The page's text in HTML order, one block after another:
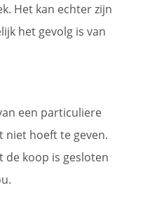
Het kan echter zijn
het gevolg is van
een particuliere
niet hoeft te geven.
de koop is gesloten